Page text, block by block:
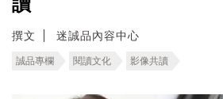
撰文 迷誠品內容中心
誠品專欄 閱讀文化 影像共讀